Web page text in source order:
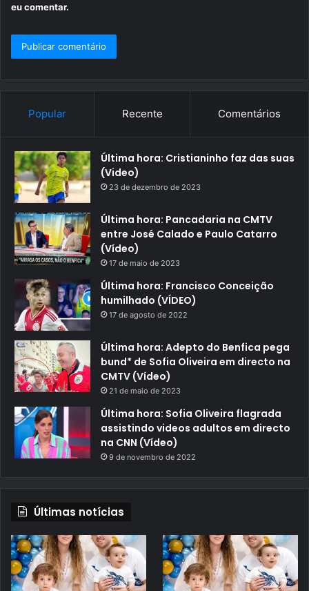
eu comentar.
Popular Recente Comentários
Última hora: Cristianinho faz das suas
(Video)
23 de dezembro de 2023
Última hora: Pancadaria na CMTV
entre José Calado e Paulo Catarro
(Vídeo)
17 de maio de 2023
Última hora: Francisco Conceição
humilhado (VÍDEO)
17 de agosto de 2022
Última hora: Adepto do Benfica pega
bund* de Sofia Oliveira em directo na
CMTV (Vídeo)
21 de maio de 2023
Última hora: Sofia Oliveira flagrada
assistindo videos adultos em directo
na CNN (Vídeo)
9 de novembro de 2022
Últimas notícias